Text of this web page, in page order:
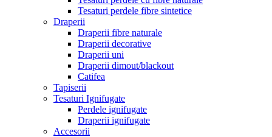
Tesaturi perdele fibre sintetice
Draperii
Draperii fibre naturale
Draperii decorative
Draperii uni
Draperii dimout/blackout
Catifea
Tapiserii
Tesaturi Ignifugate
Perdele ignifugate
Draperii ignifugate
Accesorii